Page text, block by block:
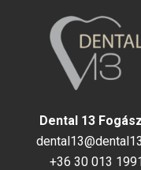
Dental 13
+36 30 013